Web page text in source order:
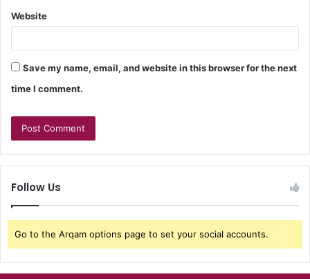
Website
Save my name, email, and website in this browser for the next
time I comment.
Follow Us
Go to the Arqam options page to set your social accounts.